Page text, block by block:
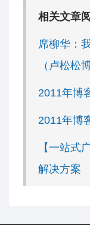
相关文章
席柳华：
（卢松松
2011年博
2011年博
【一站式
解决方案